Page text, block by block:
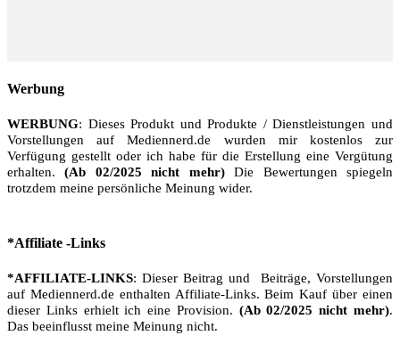
Werbung
WERBUNG: Dieses Produkt und Produkte / Dienstleistungen und
Vorstellungen auf Mediennerd.de wurden mir kostenlos zur
Verfügung gestellt oder ich habe für die Erstellung eine Vergütung
erhalten.(Ab 02/2025 nicht mehr)Die Bewertungen spiegeln
trotzdem meine persönliche Meinung wider.
*Affiliate -Links
*AFFILIATE-LINKS: Dieser Beitrag und Beiträge, Vorstellungen
auf Mediennerd.de enthalten Affiliate-Links. Beim Kauf über einen
dieser Links erhielt ich eine Provision. (Ab 02/2025 nicht mehr).
Das beeinflusst meine Meinung nicht.